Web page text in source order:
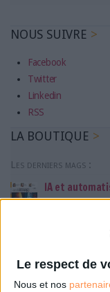
Le respect de
Nous et nos
NOUS SUIVRE
Facebook
Twitter
Linkedin
RSS
LA BOUTIQUE
Les derniers mags :
IA et